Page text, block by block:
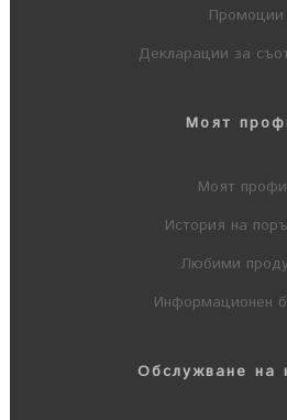
Промоции
Декларации за
Моят
Моят
История на
Любими
Информационен
Обслужване на